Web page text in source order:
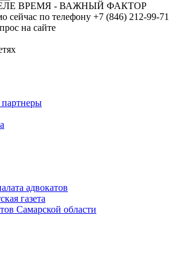
ВРЕМЯ - ВАЖНЫЙ ФАКТОР
сейчас по телефону +7 (846) 212-99-71
на сайте
адвокатов
газета
Самарской области